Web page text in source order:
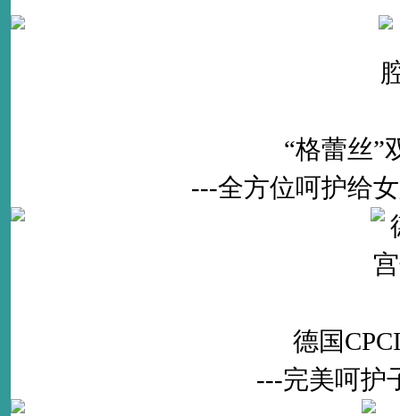
“格蕾丝”
---全方位呵护给
德国
---完美呵护